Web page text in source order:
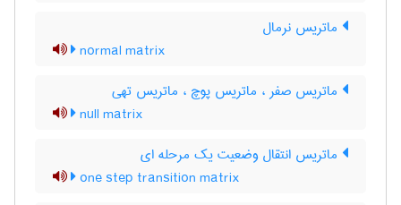
ماتریس نرمال
normal matrix
ماتریس صفر ، ماتریس پوچ ، ماتریس تهی
null matrix
ماتریس انتقال وضعیت یک مرحله ای
one step transition matrix